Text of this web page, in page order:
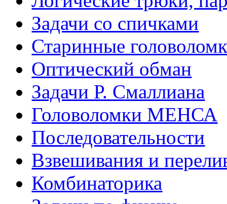
Задачи со спичками
Старинные
Оптический обман
Задачи Р. Смаллиана
Головоломки МЕНСА
Последовательности
Взвешивания и
Комбинаторика